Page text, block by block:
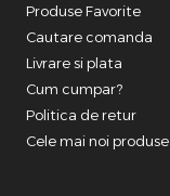
Produse Favorite
Cautare comanda
Livrare si plata
Cum cumpar?
Politica de retur
Cele mai noi produse